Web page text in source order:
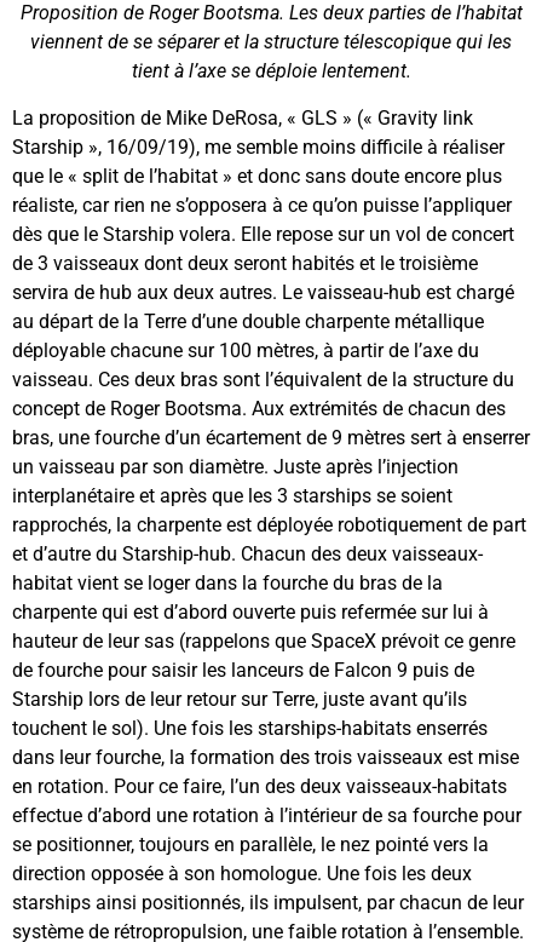
Proposition de Roger Bootsma. Les deux parties de l’habitat
viennent de se séparer et la structure télescopique qui les
tient à l’axe se déploie lentement.
La proposition de Mike DeRosa, « GLS » (« Gravity link
Starship », 16/09/19), me semble moins difficile à réaliser
que le « split de l’habitat » et donc sans doute encore plus
réaliste, car rien ne s’opposera à ce qu’on puisse l’appliquer
dès que le Starship volera. Elle repose sur un vol de concert
de 3 vaisseaux dont deux seront habités et le troisième
servira de hub aux deux autres. Le vaisseau-hub est chargé
au départ de la Terre d’une double charpente métallique
déployable chacune sur 100 mètres, à partir de l’axe du
vaisseau. Ces deux bras sont l’équivalent de la structure du
concept de Roger Bootsma. Aux extrémités de chacun des
bras, une fourche d’un écartement de 9 mètres sert à enserrer
un vaisseau par son diamètre. Juste après l’injection
interplanétaire et après que les 3 starships se soient
rapprochés, la charpente est déployée robotiquement de part
et d’autre du Starship-hub. Chacun des deux vaisseaux-
habitat vient se loger dans la fourche du bras de la
charpente qui est d’abord ouverte puis refermée sur lui à
hauteur de leur sas (rappelons que SpaceX prévoit ce genre
de fourche pour saisir les lanceurs de Falcon 9 puis de
Starship lors de leur retour sur Terre, juste avant qu’ils
touchent le sol). Une fois les starships-habitats enserrés
dans leur fourche, la formation des trois vaisseaux est mise
en rotation. Pour ce faire, l’un des deux vaisseaux-habitats
effectue d’abord une rotation à l’intérieur de sa fourche pour
se positionner, toujours en parallèle, le nez pointé vers la
direction opposée à son homologue. Une fois les deux
starships ainsi positionnés, ils impulsent, par chacun de leur
système de rétropropulsion, une faible rotation à l’ensemble.